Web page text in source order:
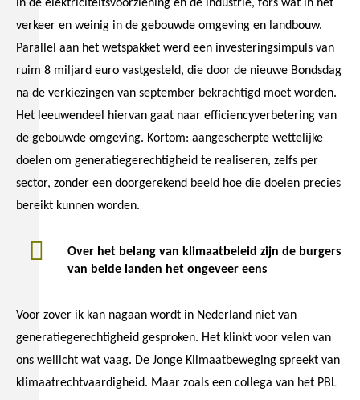
in de elektriciteitsvoorziening en de industrie, fors wat in het
verkeer en weinig in de gebouwde omgeving en landbouw.
Parallel aan het wetspakket werd een investeringsimpuls van
ruim 8 miljard euro vastgesteld, die door de nieuwe Bondsdag
na de verkiezingen van september bekrachtigd moet worden.
Het leeuwendeel hiervan gaat naar efficiencyverbetering van
de gebouwde omgeving. Kortom: aangescherpte wettelijke
doelen om generatiegerechtigheid te realiseren, zelfs per
sector, zonder een doorgerekend beeld hoe die doelen precies
bereikt kunnen worden.
Over het belang van klimaatbeleid zijn de burgers
van beide landen het ongeveer eens
Voor zover ik kan nagaan wordt in Nederland niet van
generatiegerechtigheid gesproken. Het klinkt voor velen van
ons wellicht wat vaag. De Jonge Klimaatbeweging spreekt van
klimaatrechtvaardigheid. Maar zoals een collega van het PBL